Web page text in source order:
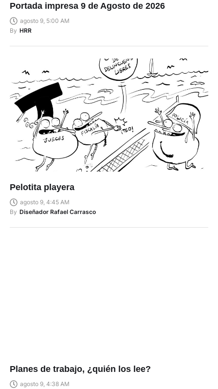
Portada impresa 9 de Agosto de 2026
agosto 9, 5:00 AM
By HRR
Pelotita playera
agosto 9, 4:45 AM
By Diseñador Rafael Carrasco
Planes de trabajo, ¿quién los lee?
agosto 9, 4:38 AM